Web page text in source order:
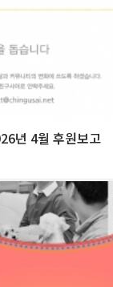
년 4월 후원보고